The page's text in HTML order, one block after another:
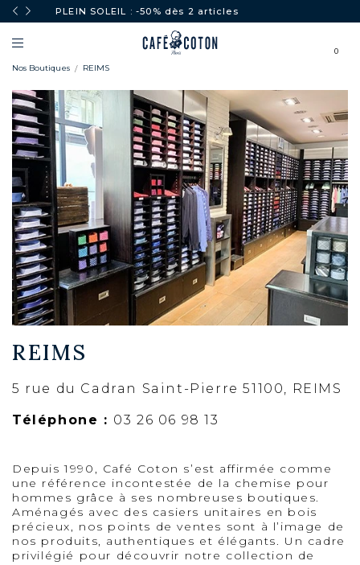
PLEIN SOLEIL : -50% dès 2 articles
0
Nos Boutiques REIMS
REIMS
5 rue du Cadran Saint-Pierre 51100, REIMS
Téléphone : 03 26 06 98 13
Depuis 1990, Café Coton s’est affirmée comme
une référence incontestée de la chemise pour
hommes grâce à ses nombreuses boutiques.
Aménagés avec des casiers unitaires en bois
précieux, nos points de ventes sont à l’image de
nos produits, authentiques et élégants. Un cadre
privilégié pour découvrir notre collection de